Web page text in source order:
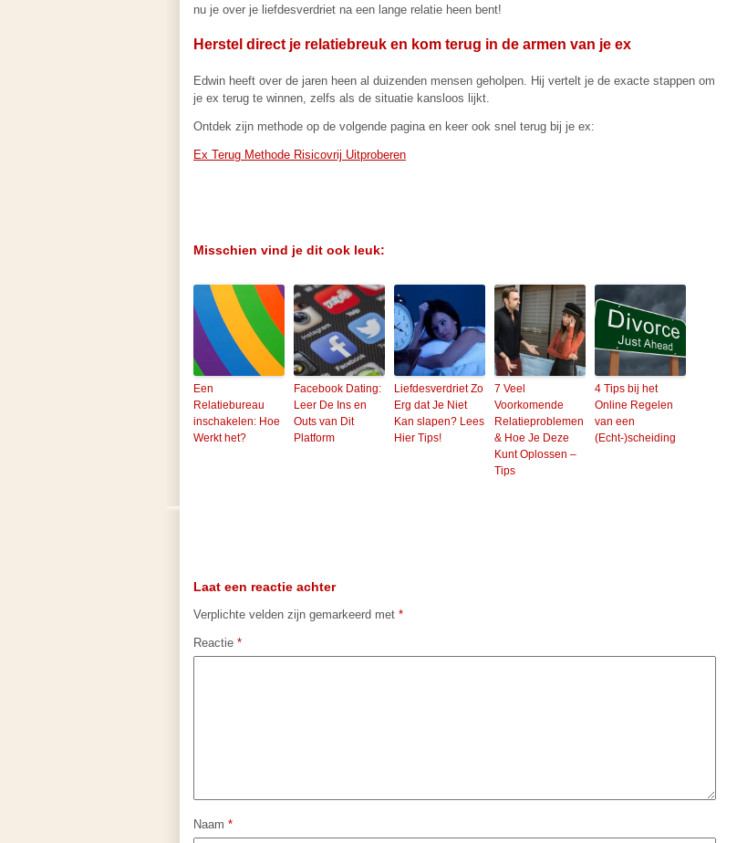
nu je over je liefdesverdriet na een lange relatie heen bent!
Herstel direct je relatiebreuk en kom terug in de armen van je ex
Edwin heeft over de jaren heen al duizenden mensen geholpen. Hij vertelt je de exacte stappen om
je ex terug te winnen, zelfs als de situatie kansloos lijkt.
Ontdek zijn methode op de volgende pagina en keer ook snel terug bij je ex:
Ex Terug Methode Risicovrij Uitproberen
Misschien vind je dit ook leuk:
Een
Relatiebureau
inschakelen: Hoe
Werkt het?
Facebook Dating:
Leer De Ins en
Outs van Dit
Platform
Liefdesverdriet Zo
Erg dat Je Niet
Kan slapen? Lees
Hier Tips!
7 Veel
Voorkomende
Relatieproblemen
& Hoe Je Deze
Kunt Oplossen –
Tips
4 Tips bij het
Online Regelen
van een
(Echt-)scheiding
Laat een reactie achter
Verplichte velden zijn gemarkeerd met *
Reactie *
Naam *